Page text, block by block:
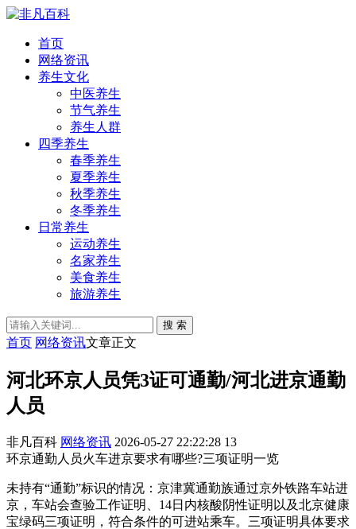
首页
网络资讯
养生文化
中医养生
节气养生
养生人群
四季养生
春季养生
夏季养生
秋季养生
冬季养生
日常养生
运动养生
名家养生
美食养生
旅游养生
搜 索
首页 网络资讯文章正文
河北环京人员凭3证可通勤/河北进京通勤
人员
非凡百科 网络资讯 2026-05-27 22:22:28 13
环京通勤人员火车进京要求有哪些?三项证明一览
未持有“通勤”标识的情况：京津冀通勤族通过京外铁路车站进
京，车站会查验工作证明、14日内核酸阴性证明以及北京健康
宝绿码三项证明，符合条件的可进站乘车。三项证明具体要求